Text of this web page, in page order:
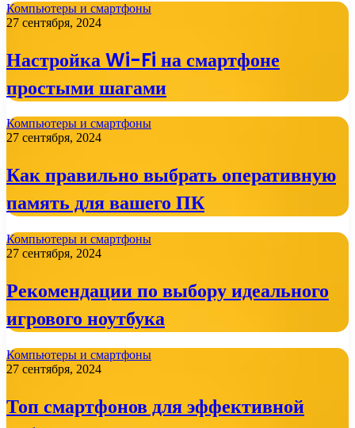
Компьютеры и смартфоны
27 сентября, 2024
Настройка Wi-Fi на смартфоне
простыми шагами
Компьютеры и смартфоны
27 сентября, 2024
Как правильно выбрать оперативную
память для вашего ПК
Компьютеры и смартфоны
27 сентября, 2024
Рекомендации по выбору идеального
игрового ноутбука
Компьютеры и смартфоны
27 сентября, 2024
Топ смартфонов для эффективной